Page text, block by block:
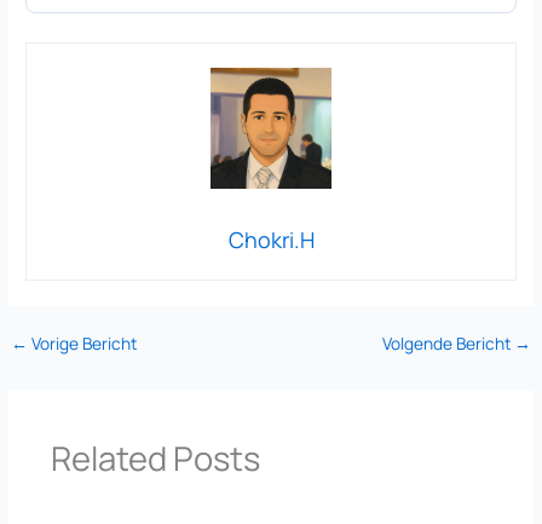
Chokri.H
← Vorige Bericht Volgende Bericht →
Related Posts